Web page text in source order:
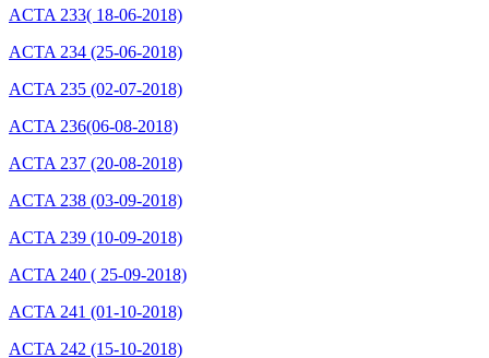
ACTA 233( 18-06-2018)
ACTA 234 (25-06-2018)
ACTA 235 (02-07-2018)
ACTA 236(06-08-2018)
ACTA 237 (20-08-2018)
ACTA 238 (03-09-2018)
ACTA 239 (10-09-2018)
ACTA 240 ( 25-09-2018)
ACTA 241 (01-10-2018)
ACTA 242 (15-10-2018)